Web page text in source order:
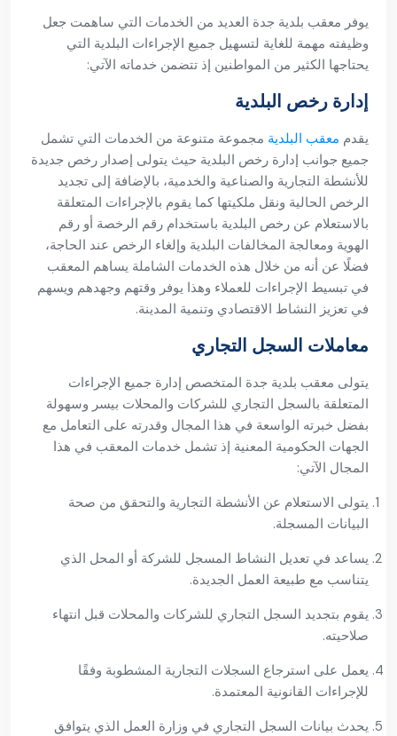
يوفر معقب بلدية جدة العديد من الخدمات التي ساهمت جعل
وظيفته مهمة للغاية لتسهيل جميع الإجراءات البلدية التي
يحتاجها الكثير من المواطنين إذ تتضمن خدماته الآتي:
إدارة رخص البلدية
يقدم معقب البلدية مجموعة متنوعة من الخدمات التي تشمل
جميع جوانب إدارة رخص البلدية حيث يتولى إصدار رخص جديدة
للأنشطة التجارية والصناعية والخدمية، بالإضافة إلى تجديد
الرخص الحالية ونقل ملكيتها كما يقوم بالإجراءات المتعلقة
بالاستعلام عن رخص البلدية باستخدام رقم الرخصة أو رقم
الهوية ومعالجة المخالفات البلدية وإلغاء الرخص عند الحاجة،
فضلًا عن أنه من خلال هذه الخدمات الشاملة يساهم المعقب
في تبسيط الإجراءات للعملاء وهذا يوفر وقتهم وجهدهم ويسهم
في تعزيز النشاط الاقتصادي وتنمية المدينة.
معاملات السجل التجاري
يتولى معقب بلدية جدة المتخصص إدارة جميع الإجراءات
المتعلقة بالسجل التجاري للشركات والمحلات بيسر وسهولة
بفضل خبرته الواسعة في هذا المجال وقدرته على التعامل مع
الجهات الحكومية المعنية إذ تشمل خدمات المعقب في هذا
المجال الآتي:
يتولى الاستعلام عن الأنشطة التجارية والتحقق من صحة
البيانات المسجلة.
يساعد في تعديل النشاط المسجل للشركة أو المحل الذي
يتناسب مع طبيعة العمل الجديدة.
يقوم بتجديد السجل التجاري للشركات والمحلات قبل انتهاء
صلاحيته.
يعمل على استرجاع السجلات التجارية المشطوبة وفقًا
للإجراءات القانونية المعتمدة.
يحدث بيانات السجل التجاري في وزارة العمل الذي يتوافق